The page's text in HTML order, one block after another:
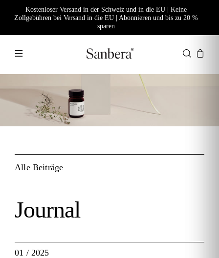
Kostenloser Versand in der Schweiz und in die EU | Keine
Zollgebühren bei Versand in die EU | Abonnieren und bis zu 20 %
sparen
Alle Beiträge
Journal
01 / 2025